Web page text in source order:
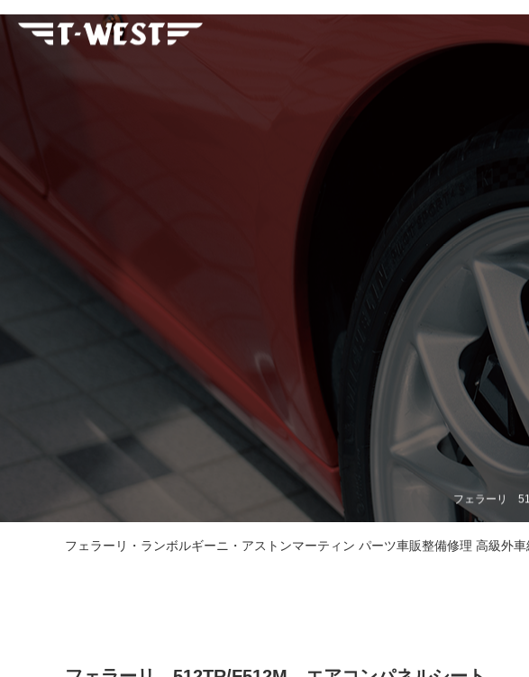
フェラーリ
フェラーリ・ランボルギーニ・アストンマーティン パーツ車販整備修理 高級外